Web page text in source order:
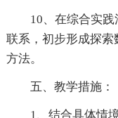
10、在综合实
联系，初步形成探
方法。
五、教学措施：
1、结合具体情